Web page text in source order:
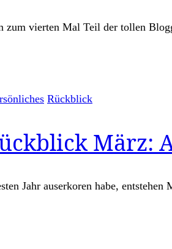
vierten Mal Teil der tollen
Rückblick
März:
Jahr auserkoren habe,